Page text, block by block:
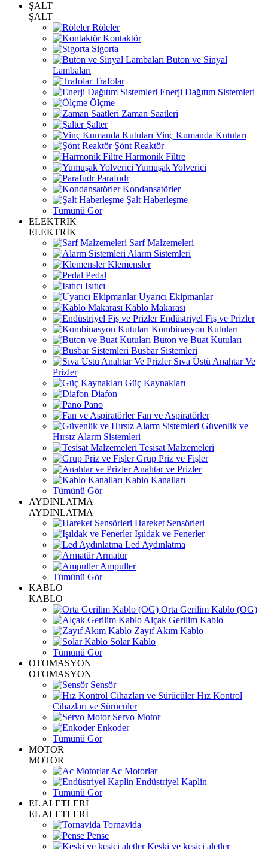
ŞALT
ŞALT
Röleler
Kontaktör
Sigorta
Buton ve Sinyal
Lambaları
Trafolar
Enerji Dağıtım Sistemleri
Ölçme
Zaman Saatleri
Şalter
Vinç Kumanda Kutuları
Şönt Reaktör
Harmonik Filtre
Yumuşak Yolverici
Parafudr
Kondansatörler
Şalt Haberleşme
Tümünü Gör
ELEKTRİK
ELEKTRİK
Sarf Malzemeleri
Alarm Sistemleri
Klemensler
Pedal
Isıtıcı
Uyarıcı Ekipmanlar
Kablo Makarası
Endüstriyel Fiş ve Prizler
Kombinasyon Kutuları
Buton ve Buat Kutuları
Busbar Sistemleri
Sıva Üstü Anahtar Ve
Prizler
Güç Kaynakları
Diafon
Pano
Fan ve Aspiratörler
Güvenlik ve
Hırsız Alarm Sistemleri
Tesisat Malzemeleri
Grup Priz ve Fişler
Anahtar ve Prizler
Kablo Kanalları
Tümünü Gör
AYDINLATMA
AYDINLATMA
Hareket Sensörleri
Işıldak ve Fenerler
Led Aydınlatma
Armatür
Ampuller
Tümünü Gör
KABLO
KABLO
Orta Gerilim Kablo (OG)
Alçak Gerilim Kablo
Zayıf Akım Kablo
Solar Kablo
Tümünü Gör
OTOMASYON
OTOMASYON
Sensör
Hız Kontrol
Cihazları ve Sürücüler
Servo Motor
Enkoder
Tümünü Gör
MOTOR
MOTOR
Ac Motorlar
Endüstriyel Kaplin
Tümünü Gör
EL ALETLERİ
EL ALETLERİ
Tornavida
Pense
Keski ve kesici aletler